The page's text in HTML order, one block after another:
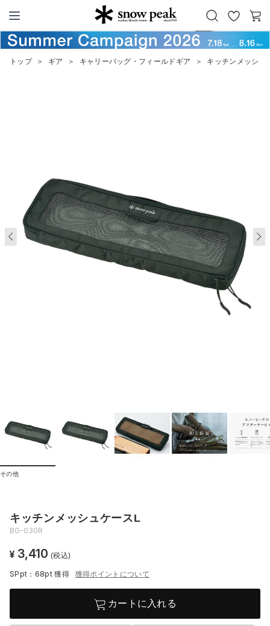
Snow Peak
お
気
カ
ー
トップ ＞ ギア ＞ キャリーバッグ・フィールドギア ＞ キッチンメッシュ
その他
キッチンメッシュケースL
BG-030R
¥ 3,410 (税込)
SPpt：68pt獲得 獲得ポイントについて
カートに入れる